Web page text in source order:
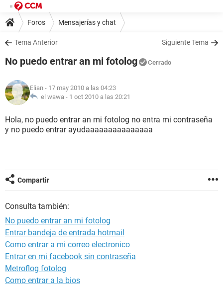
Foros Mensajerías y chat
Tema Anterior Siguiente Tema
No puedo entrar an mi fotolog Cerrado
Elian - 17 may 2010 a las 04:23
el wawa - 1 oct 2010 a las 20:21
Hola, no puedo entrar an mi fotolog no entra mi contraseña
y no puedo entrar ayudaaaaaaaaaaaaaaa
Compartir
Consulta también:
No puedo entrar an mi fotolog
Entrar bandeja de entrada hotmail
Como entrar a mi correo electronico
Entrar en mi facebook sin contraseña
Metroflog fotolog
Como entrar a la bios